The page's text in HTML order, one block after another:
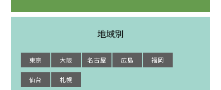
地域別
東京 大阪 名古屋 広島 福岡
仙台 札幌